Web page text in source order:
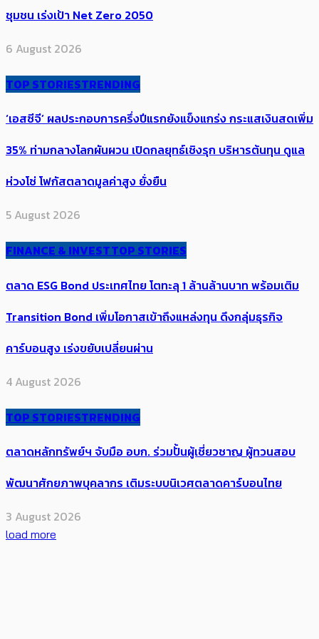
ชุมชน เร่งเป้า​ Net Zero 2050
6 August 2026
TOP STORIESTRENDING
‘เอสซีจี’ ผลประกอบการครึ่งปีแรกยังแข็งแกร่ง กระแสเงินสดเพิ่ม
35% ท่ามกลางโลกผันผวน เปิดกลยุทธ์เชิงรุก บริหารต้นทุน ดูแล
ห่วงโซ่ โฟกัสตลาดมูลค่าสูง ยั่งยืน
5 August 2026
FINANCE & INVESTTOP STORIES
ตลาด ESG Bond ประเทศไทย โตทะลุ 1 ล้านล้านบาท พร้อมเติม
Transition Bond เพิ่มโอกาสเข้าถึงแหล่งทุน ดึงกลุ่มธุรกิจ
คาร์บอนสูง เร่งขยับเปลี่ยนผ่าน
4 August 2026
TOP STORIESTRENDING
ตลาดหลักทรัพย์ฯ จับมือ อบก. ร่วมปั้นผู้เชี่ยวชาญ ผู้ทวนสอบ
พัฒนาศักยภาพบุคลากร เติมระบบนิเวศตลาดคาร์บอนไทย
3 August 2026
load more